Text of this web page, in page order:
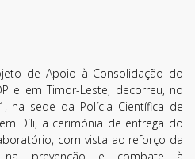
de Apoio à Consolidação do
e em Timor-Leste, decorreu, no
na sede da Polícia Científica de
em Díli, a cerimónia de entrega do
com vista ao reforço da
na prevenção e combate à